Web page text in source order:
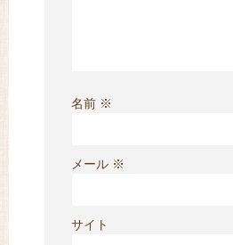
名前 ※
メール ※
サイト